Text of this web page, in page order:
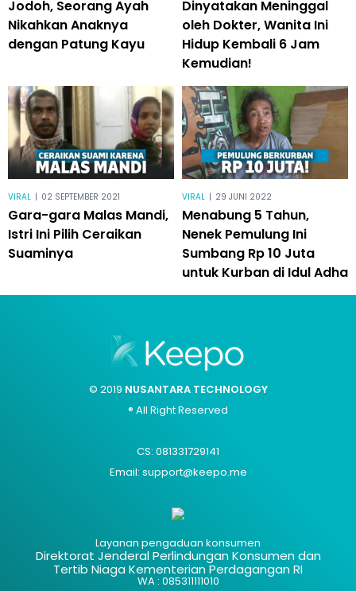
Jodoh, Seorang Ayah
Nikahkan Anaknya
dengan Patung Kayu
Dinyatakan Meninggal
oleh Dokter, Wanita Ini
Hidup Kembali 6 Jam
Kemudian!
VIRAL | 02 SEPTEMBER 2021
Gara-gara Malas Mandi,
Istri Ini Pilih Ceraikan
Suaminya
VIRAL | 29 JUNI 2022
Menabung 5 Tahun,
Nenek Pemulung Ini
Sumbang Rp 10 Juta
untuk Kurban di Idul Adha
© 2019 NUSANTARA TECHNOLOGY
® All Right Reserved
CS: 081331729141
Email: support@keepo.me
Layanan pengaduan konsumen
Direktorat Jenderal Perlindungan Konsumen dan
Tertib Niaga Kementerian Perdagangan RI
WA : 085311111010